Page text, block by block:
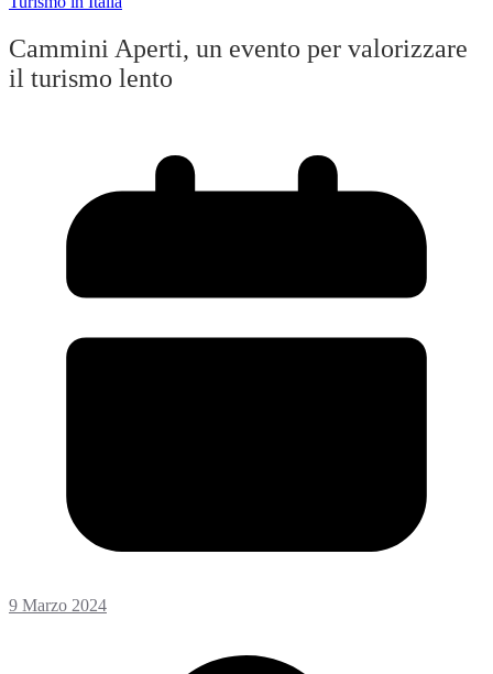
Cammini Aperti, un evento per valorizzare
il turismo lento
9 Marzo 2024